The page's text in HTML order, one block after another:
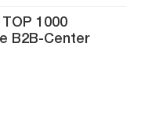
1000
B2B-Center